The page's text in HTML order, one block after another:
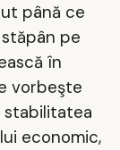
până ce
pe
în
vorbeşte
economic,